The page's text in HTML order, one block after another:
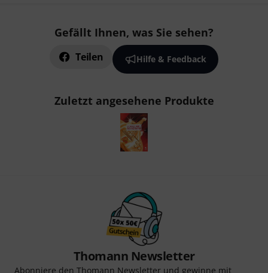
Gefällt Ihnen, was Sie sehen?
Teilen Hilfe & Feedback
Zuletzt angesehene Produkte
Thomann Newsletter
Abonniere den Thomann Newsletter und gewinne mit